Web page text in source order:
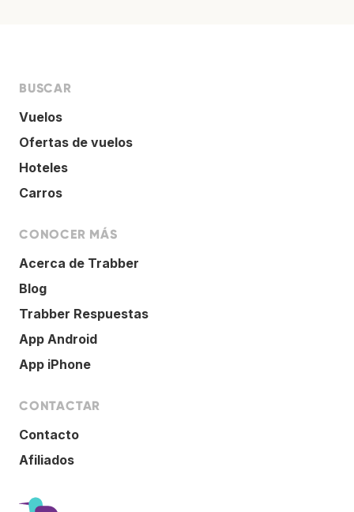
BUSCAR
Vuelos
Ofertas de vuelos
Hoteles
Carros
CONOCER MÁS
Acerca de Trabber
Blog
Trabber Respuestas
App Android
App iPhone
CONTACTAR
Contacto
Afiliados